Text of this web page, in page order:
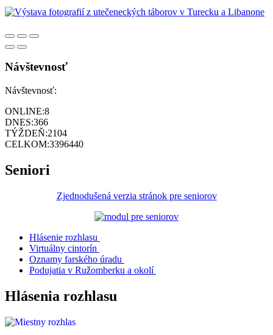
Návštevnosť
Návštevnosť:
ONLINE:8
DNES:366
TÝŽDEŇ:2104
CELKOM:3396440
Seniori
Zjednodušená verzia stránok pre seniorov
Hlásenie rozhlasu
Virtuálny cintorín
Oznamy farského úradu
Podujatia v Ružomberku a okolí
Hlásenia rozhlasu